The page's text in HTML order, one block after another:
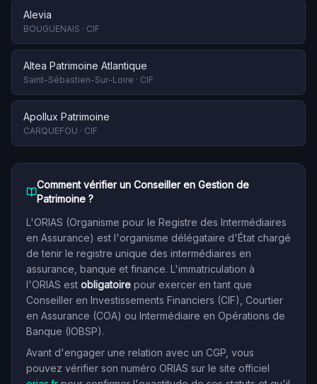
Alevia
BOUGUENAIS · CIF
Altea Patrimoine Atlantique
Saint-Sébastien-Sur-Loire · CIF
Apollux Patrimoine
CARQUEFOU · CIF
Comment vérifier un Conseiller en Gestion de
Patrimoine ?
L'ORIAS (Organisme pour le Registre des Intermédiaires
en Assurance) est l'organisme délégataire d'État chargé
de tenir le registre unique des intermédiaires en
assurance, banque et finance. L'immatriculation à
l'ORIAS est obligatoire pour exercer en tant que
Conseiller en Investissements Financiers (CIF), Courtier
en Assurance (COA) ou Intermédiaire en Opérations de
Banque (IOBSP).
Avant d'engager une relation avec un CGP, vous
pouvez vérifier son numéro ORIAS sur le site officiel